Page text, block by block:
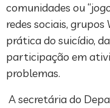
comunidades ou
redes sociais,
prática do suicídio,
participação em
problemas.
A secretária do